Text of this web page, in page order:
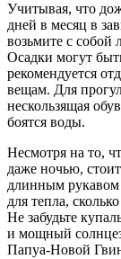
Учитывая, что
дней в месяц в
возьмите с собой
Осадки могут
рекомендуется
вещам. Для
нескользящая
боятся воды.
Несмотря на то,
даже ночью,
длинным рукавом
для тепла,
Не забудьте
и мощный
Папуа-Новой